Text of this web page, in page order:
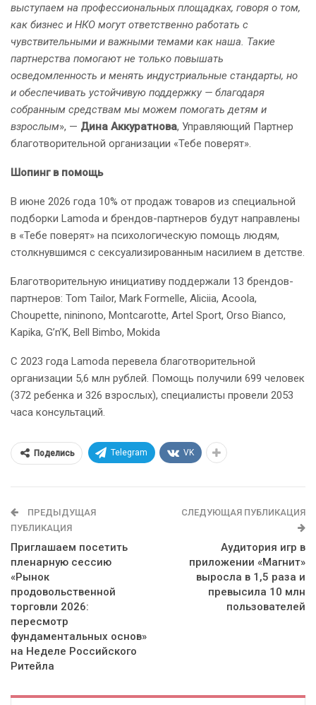
выступаем на профессиональных площадках, говоря о том,
как бизнес и НКО могут ответственно работать с
чувствительными и важными темами как наша. Такие
партнерства помогают не только повышать
осведомленность и менять индустриальные стандарты, но
и обеспечивать устойчивую поддержку — благодаря
собранным средствам мы можем помогать детям и
взрослым», — Дина Аккуратнова, Управляющий Партнер
благотворительной организации «Тебе поверят».
Шопинг в помощь
В июне 2026 года 10% от продаж товаров из специальной
подборки Lamoda и брендов-партнеров будут направлены
в «Тебе поверят» на психологическую помощь людям,
столкнувшимся с сексуализированным насилием в детстве.
Благотворительную инициативу поддержали 13 брендов-
партнеров: Tom Tailor, Mark Formelle, Aliciia, Acoola,
Choupette, nininono, Montcarotte, Artel Sport, Orso Bianco,
Kapika, G’n’K, Bell Bimbo, Mokida
С 2023 года Lamoda перевела благотворительной
организации 5,6 млн рублей. Помощь получили 699 человек
(372 ребенка и 326 взрослых), специалисты провели 2053
часа консультаций.
Поделись Telegram VK
ПРЕДЫДУЩАЯ
ПУБЛИКАЦИЯ
Приглашаем посетить
пленарную сессию
«Рынок
продовольственной
торговли 2026:
пересмотр
фундаментальных основ»
на Неделе Российского
Ритейла
СЛЕДУЮЩАЯ ПУБЛИКАЦИЯ
Аудитория игр в
приложении «Магнит»
выросла в 1,5 раза и
превысила 10 млн
пользователей